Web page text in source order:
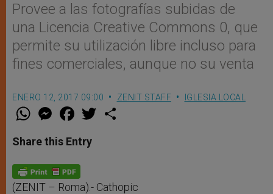
Provee a las fotografías subidas de
una Licencia Creative Commons 0, que
permite su utilización libre incluso para
fines comerciales, aunque no su venta
ENERO 12, 2017 09:00 ZENIT STAFF IGLESIA LOCAL
W
t
s
p
p
M
e
s
e
g
e
F
a
e
b
o
k
w
Share this Entry
(ZENIT – Roma).- Cathopic